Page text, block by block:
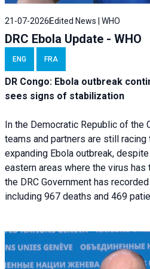
21-07-2026 Edited News | WHO
DRC Ebola Update - WHO
ENG FRA
DR Congo: Ebola outbreak
sees signs of stabilization
In the Democratic Republic of the
teams and partners are still
expanding Ebola outbreak,
eastern areas where the virus has
the DRC Government has
including 967 deaths and 469